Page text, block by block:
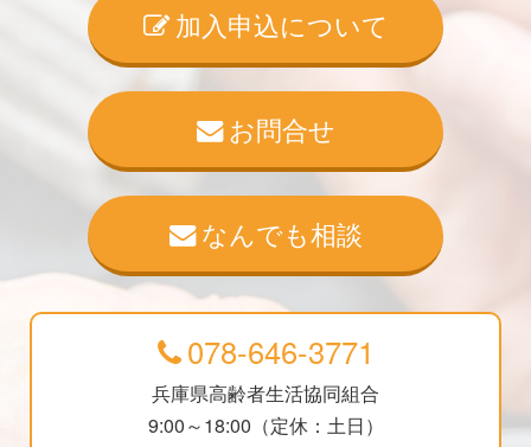
加入申込について
お問合せ
なんでも相談
078-646-3771
兵庫県高齢者生活協同組合
9:00～18:00（定休：土日）